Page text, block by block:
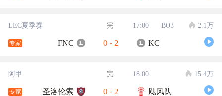
LEC夏季赛 完 17:00 BO3 2.1万
专家 FNC 0 - 2 KC
阿甲 完 18:00 15.4万
专家 圣洛伦索 0 - 2 飓风队